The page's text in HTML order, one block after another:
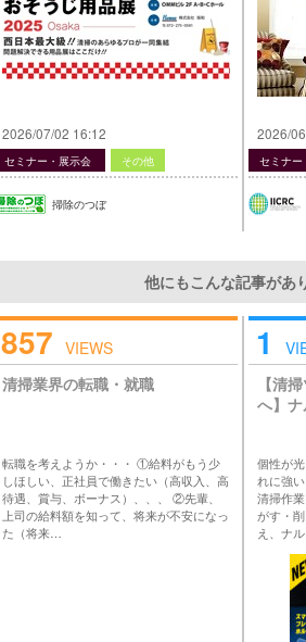
2026/07/02 16:12
セミナー・展示会 その他
掃除のつぼ
2026/
セミナー
他にもこんな記事があ
857 VIEWS
清掃業界の転職・就職
転職を考えようか・・・ ①給料がもう少
しほしい、正社員で働きたい（高収入、高
待遇、賞与、ボーナス）、、、 ②先輩、
上司の給料額を知って、将来が不安になっ
た（将来…
1
【清
へ】ナ
個性が
れに強
清掃作
がす・
え、ナル